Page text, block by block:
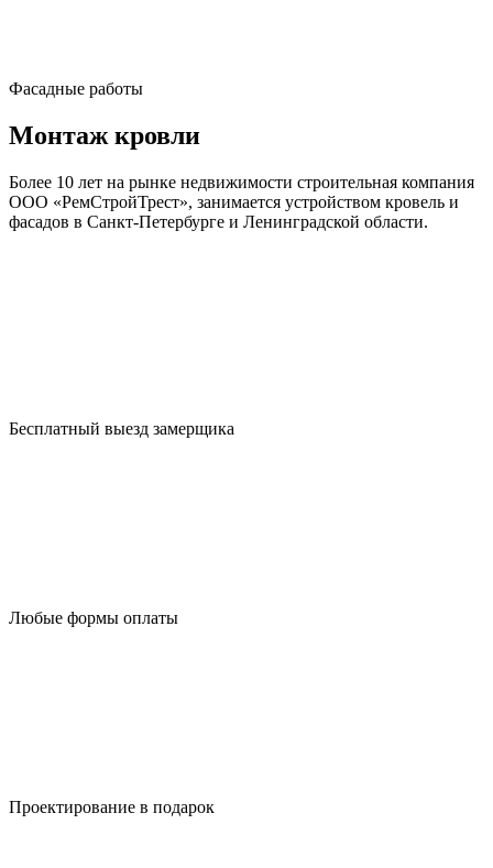
Фасадные работы
Монтаж кровли
Более 10 лет на рынке недвижимости строительная компания
ООО «РемСтройТрест», занимается устройством кровель и
фасадов в Санкт-Петербурге и Ленинградской области.
Бесплатный выезд замерщика
Любые формы оплаты
Проектирование в подарок